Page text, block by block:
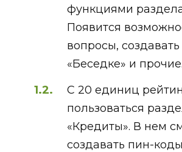
функциями
Появится
вопросы,
«Беседке» и прочие.
С 20 единиц
пользоваться
«Кредиты». В нем
создавать пин-